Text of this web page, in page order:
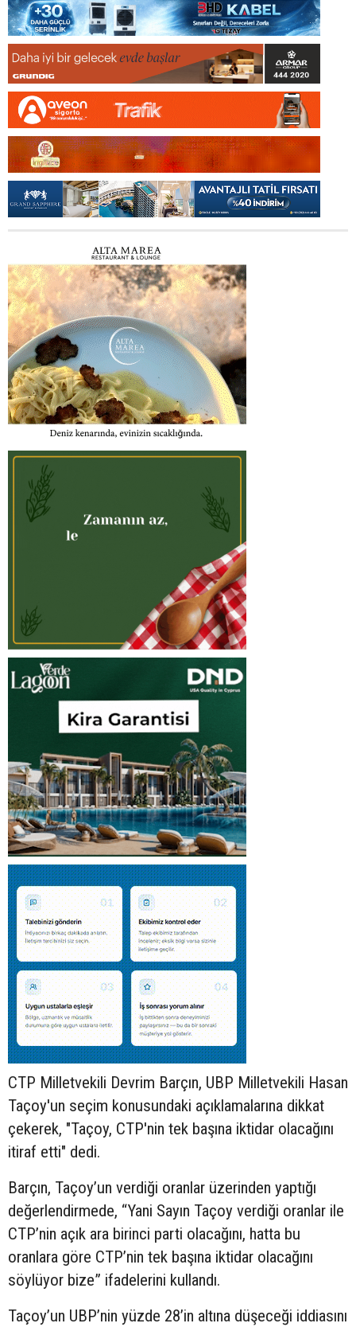
CTP Milletvekili Devrim Barçın, UBP Milletvekili Hasan
Taçoy'un seçim konusundaki açıklamalarına dikkat
çekerek, "Taçoy, CTP'nin tek başına iktidar olacağını
itiraf etti" dedi.
Barçın, Taçoy’un verdiği oranlar üzerinden yaptığı
değerlendirmede, “Yani Sayın Taçoy verdiği oranlar ile
CTP’nin açık ara birinci parti olacağını, hatta bu
oranlara göre CTP’nin tek başına iktidar olacağını
söylüyor bize” ifadelerini kullandı.
Taçoy’un UBP’nin yüzde 28’in altına düşeceği iddiasını